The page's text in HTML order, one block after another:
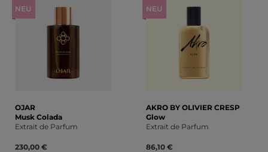
NEU
OJAR
Musk Colada
Extrait de Parfum
230,00 €
NEU
AKRO BY OLIVIER CRESP
Glow
Extrait de Parfum
86,10 €